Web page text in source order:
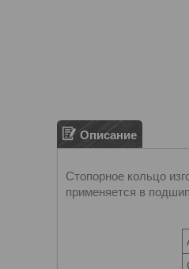
Описание
Стопорное кольцо
применяется в